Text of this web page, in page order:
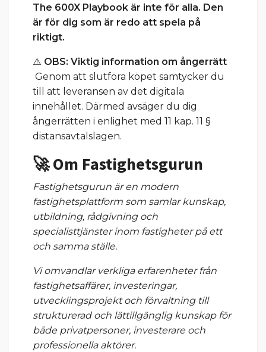
The 600X Playbook är inte för alla. Den
är för dig som är redo att spela på
riktigt.
⚠️ OBS: Viktig information om ångerrätt
Genom att slutföra köpet samtycker du
till att leveransen av det digitala
innehållet. Därmed avsäger du dig
ångerrätten i enlighet med 11 kap. 11 §
distansavtalslagen.
🚀 Om Fastighetsgurun
Fastighetsgurun är en modern
fastighetsplattform som samlar kunskap,
utbildning, rådgivning och
specialisttjänster inom fastigheter på ett
och samma ställe.
Vi omvandlar verkliga erfarenheter från
fastighetsaffärer, investeringar,
utvecklingsprojekt och förvaltning till
strukturerad och lättillgänglig kunskap för
både privatpersoner, investerare och
professionella aktörer.